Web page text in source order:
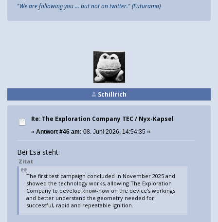
"We are following you ... but not on twitter." (Futurama)
Schillrich
Re: The Exploration Company TEC / Nyx-Kapsel
« Antwort #46 am: 08. Juni 2026, 14:54:35 »
Bei Esa steht:
Zitat
The first test campaign concluded in November 2025 and
showed the technology works, allowing The Exploration
Company to develop know-how on the device’s workings
and better understand the geometry needed for
successful, rapid and repeatable ignition.